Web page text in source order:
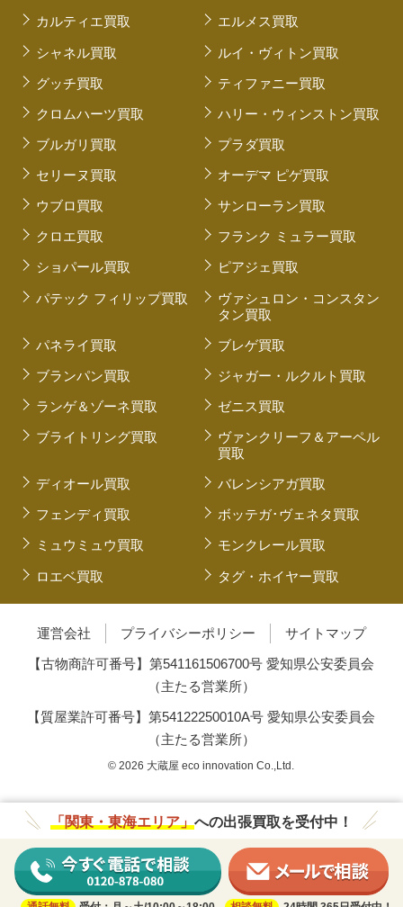
カルティエ買取 エルメス買取
シャネル買取 ルイ・ヴィトン買取
グッチ買取 ティファニー買取
クロムハーツ買取 ハリー・ウィンストン買取
ブルガリ買取 プラダ買取
セリーヌ買取 オーデマ ピゲ買取
ウブロ買取 サンローラン買取
クロエ買取 フランク ミュラー買取
ショパール買取 ピアジェ買取
パテック フィリップ買取
ヴァシュロン・コンスタン
タン買取
パネライ買取 ブレゲ買取
ブランパン買取 ジャガー・ルクルト買取
ランゲ＆ゾーネ買取 ゼニス買取
ブライトリング買取
ヴァンクリーフ＆アーペル
買取
ディオール買取 バレンシアガ買取
フェンディ買取 ボッテガ･ヴェネタ買取
ミュウミュウ買取 モンクレール買取
ロエベ買取 タグ・ホイヤー買取
運営会社 プライバシーポリシー サイトマップ
【古物商許可番号】第541161506700号 愛知県公安委員会
（主たる営業所）
【質屋業許可番号】第54122250010A号 愛知県公安委員会
（主たる営業所）
© 2026 大蔵屋 eco innovation Co.,Ltd.
「関東・東海エリア」 への出張買取を受付中！